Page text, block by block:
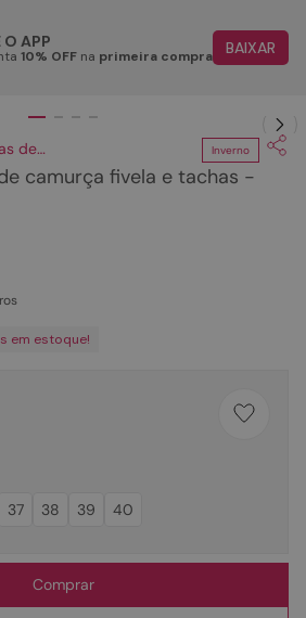
O APP
10% OFF na primeira compra BAIXAR
Papete com tiras de camurça fivela e tachas - CARAMELO Inverno
camurça fivela e tachas -
em estoque!
37 38 39 40
Comprar